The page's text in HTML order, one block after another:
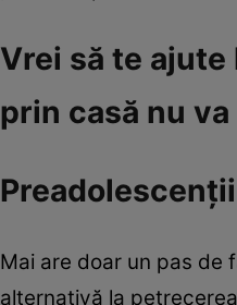
Vrei să te
prin casă nu
Mai are doar un pas de
alternativă la